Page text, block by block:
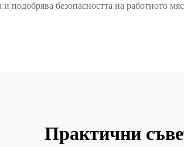
подобрява безопасността на работното
Практични